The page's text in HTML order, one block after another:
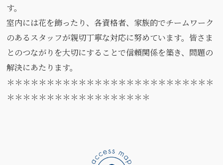
す。
室内には花を飾ったり、各資格者、家族的でチームワーク
のあるスタッフが親切丁寧な対応に努めています。皆さま
とのつながりを大切にすることで信頼関係を築き、問題の
解決にあたります。
＊＊＊＊＊＊＊＊＊＊＊＊＊＊＊＊＊＊＊＊＊＊＊＊＊＊
＊＊＊＊＊＊＊＊＊＊＊＊＊＊＊＊＊＊